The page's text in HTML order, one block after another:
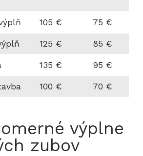
105 € 75 €
125 € 85 €
135 € 95 €
100 € 70 €
výplne
zubov